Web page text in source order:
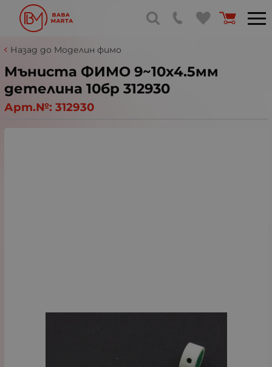
Назад до Моделин фимо
Мъниста ФИМО 9~10x4.5мм
детелина 10бр 312930
Арт.№: 312930